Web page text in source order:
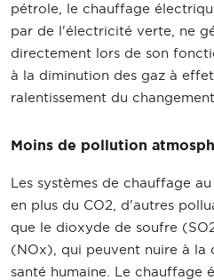
pétrole, le chauffage
par de l'électricité verte, ne
directement lors de son
à la diminution des gaz à
ralentissement du
Moins de pollution
Les systèmes de chauffage
en plus du CO2, d'autres
que le dioxyde de soufre
(NOx), qui peuvent nuire à la
santé humaine. Le chauffage